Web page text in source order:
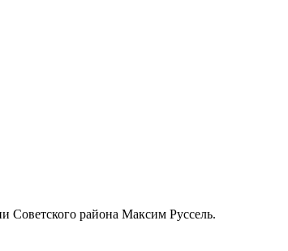
Советского района Максим Руссель.